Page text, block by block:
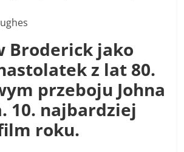
Broderick jako
z lat 80.
przeboju Johna
10. najbardziej
roku.